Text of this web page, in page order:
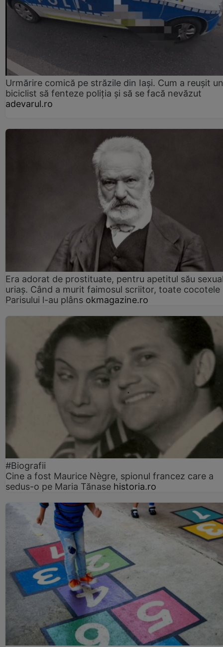
Urmărire comică pe străzile din Iași. Cum a reușit un
biciclist să fenteze poliția și să se facă nevăzut
adevarul.ro
Era adorat de prostituate, pentru apetitul său
uriaș. Când a murit faimosul scriitor, toate cocotele
Parisului l-au plâns okmagazine.ro
#Biografii
Cine a fost Maurice Nègre, spionul francez care a
sedus-o pe Maria Tănase historia.ro